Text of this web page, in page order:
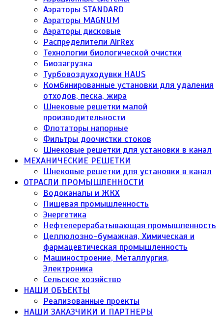
Аэраторы STANDARD
Аэраторы MAGNUM
Аэраторы дисковые
Распределители AirRex
Технологии биологической очистки
Биозагрузка
Турбовоздуходувки HAUS
Комбинированные установки для удаления
отходов, песка, жира
Шнековые решетки малой
производительности
Флотаторы напорные
Фильтры доочистки стоков
Шнековые решетки для установки в канал
МЕХАНИЧЕСКИЕ РЕШЕТКИ
Шнековые решетки для установки в канал
ОТРАСЛИ ПРОМЫШЛЕННОСТИ
Водоканалы и ЖКХ
Пищевая промышленность
Энергетика
Нефтеперерабатывающая промышленность
Целлюлозно-бумажная, Химическая и
фармацевтическая промышленность
Машиностроение, Металлургия,
Электроника
Сельское хозяйство
НАШИ ОБЪЕКТЫ
Реализованные проекты
НАШИ ЗАКАЗЧИКИ И ПАРТНЕРЫ